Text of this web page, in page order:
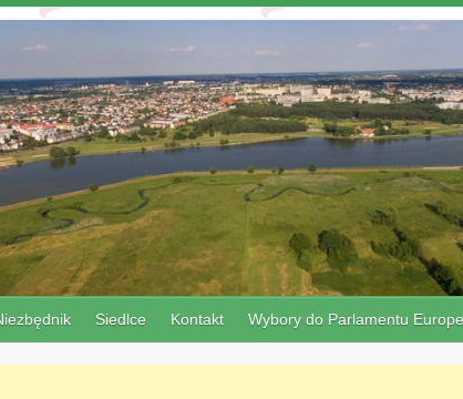
Siedlce Kontakt Wybory do Parlamentu